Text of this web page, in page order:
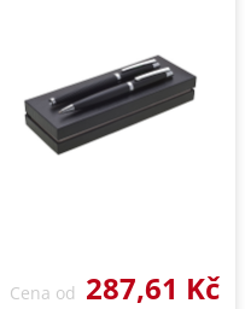
Cena od 287,61 Kč